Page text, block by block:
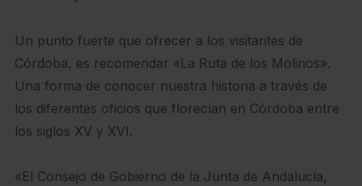
Un punto fuerte que ofrecer a los visitantes de
Córdoba, es recomendar «La Ruta de los Molinos».
Una forma de conocer nuestra historia a través de
los diferentes oficios que florecían en Córdoba entre
los siglos XV y XVI.
«El Consejo de Gobierno de la Junta de Andalucía,